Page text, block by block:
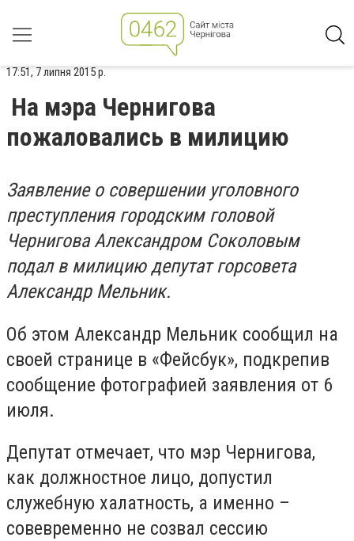
17:51, 7 липня 2015 р.
На мэра Чернигова
пожаловались в милицию
Заявление о совершении уголовного
преступления городским головой
Чернигова Александром Соколовым
подал в милицию депутат горсовета
Александр Мельник.
Об этом Александр Мельник сообщил на
своей странице в «Фейсбук», подкрепив
сообщение фотографией заявления от 6
июля.
Депутат отмечает, что мэр Чернигова,
как должностное лицо, допустил
служебную халатность, а именно –
совевременно не созвал сессию